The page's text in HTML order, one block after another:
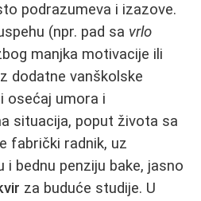
podrazumeva i izazove.
(npr. pad sa vrlo
manjka motivacije ili
dodatne vanškolske
osećaj umora i
situacija, poput života sa
fabrički radnik, uz
i bednu penziju bake, jasno
za buduće studije. U